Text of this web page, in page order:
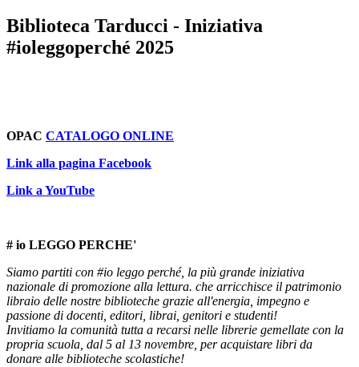
Biblioteca Tarducci - Iniziativa
#ioleggoperché 2025
OPAC CATALOGO ONLINE
Link alla pagina Facebook
Link a YouTube
# io LEGGO PERCHE'
Siamo partiti con #io leggo perché, la più grande iniziativa
nazionale di promozione alla lettura. che arricchisce il patrimonio
libraio delle nostre biblioteche grazie all'energia, impegno e
passione di docenti, editori, librai, genitori e studenti!
Invitiamo la comunità tutta a recarsi nelle librerie gemellate con la
propria scuola, dal 5 al 13 novembre, per acquistare libri da
donare alle biblioteche scolastiche!